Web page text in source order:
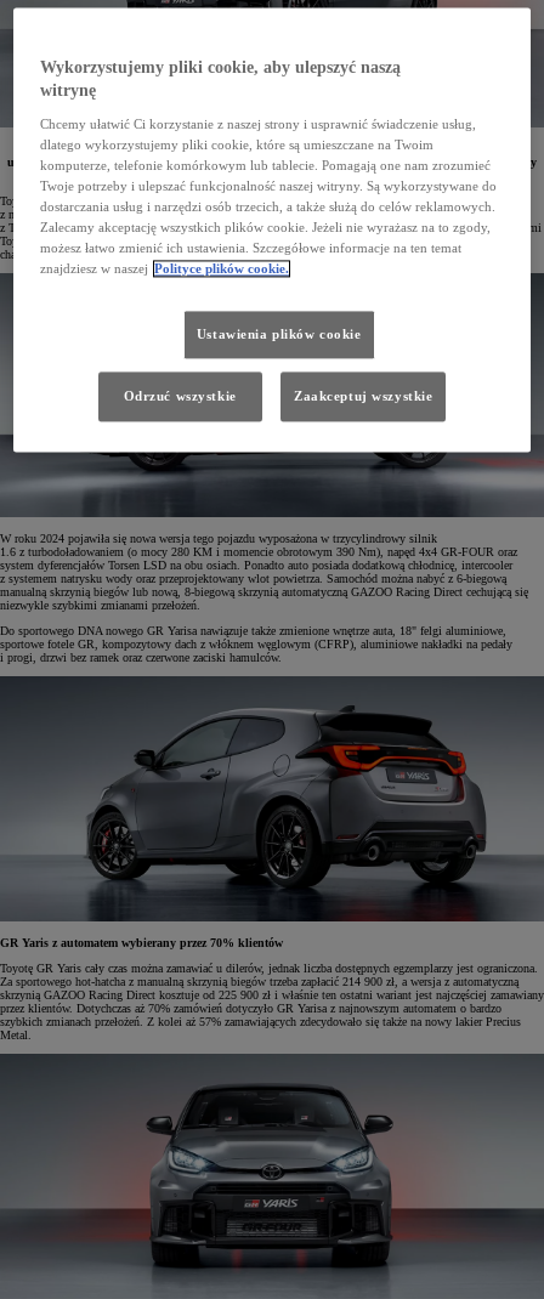
Nowa Toyota GR Yaris z mocniejszym silnikiem 280 KM, napędem na cztery koła GR-FOUR oraz
ulepszonym zawieszeniem jest cały czas dostępna od 214 900 zł. Największym zainteresowaniem cieszy
się hot-hatch w wersji z nową 8-biegową skrzynią automatyczną GAZOO Racing Direct.
Toyota GR Yaris szybko zdobyła miano kultowego hot-hatcha i jest postrzegana przez klientów jako jeden
z najlepszych modeli sportowych w historii marki. Pojazd został stworzony przez zespół inżynierów
z TOYOTA GAZOO Racing, którzy współpracowali z doświadczonymi kierowcami rajdowymi i wyścigowymi
Toyoty podczas procesu projektowania i testowania. W efekcie powstało niezrównane auto o sportowym
charakterze.
W roku 2024 pojawiła się nowa wersja tego pojazdu wyposażona w trzycylindrowy silnik
1.6 z turbodoładowaniem (o mocy 280 KM i momencie obrotowym 390 Nm), napęd 4x4 GR-FOUR oraz
system dyferencjałów Torsen LSD na obu osiach. Ponadto auto posiada dodatkową chłodnicę, intercooler
z systemem natrysku wody oraz przeprojektowany wlot powietrza. Samochód można nabyć z 6-biegową
manualną skrzynią biegów lub nową, 8-biegową skrzynią automatyczną GAZOO Racing Direct cechującą się
niezwykle szybkimi zmianami przełożeń.
Do sportowego DNA nowego GR Yarisa nawiązuje także zmienione wnętrze auta, 18" felgi aluminiowe,
sportowe fotele GR, kompozytowy dach z włóknem węglowym (CFRP), aluminiowe nakładki na pedały
i progi, drzwi bez ramek oraz czerwone zaciski hamulców.
GR Yaris z automatem wybierany przez 70% klientów
Toyotę GR Yaris cały czas można zamawiać u dilerów, jednak liczba dostępnych egzemplarzy jest ograniczona.
Za sportowego hot-hatcha z manualną skrzynią biegów trzeba zapłacić 214 900 zł, a wersja z automatyczną
skrzynią GAZOO Racing Direct kosztuje od 225 900 zł i właśnie ten ostatni wariant jest najczęściej zamawiany
przez klientów. Dotychczas aż 70% zamówień dotyczyło GR Yarisa z najnowszym automatem o bardzo
szybkich zmianach przełożeń. Z kolei aż 57% zamawiających zdecydowało się także na nowy lakier Precius
Metal.
Wykorzystujemy pliki cookie, aby ulepszyć naszą
witrynę
Chcemy ułatwić Ci korzystanie z naszej strony i usprawnić świadczenie usług,
dlatego wykorzystujemy pliki cookie, które są umieszczane na Twoim
komputerze, telefonie komórkowym lub tablecie. Pomagają one nam zrozumieć
Twoje potrzeby i ulepszać funkcjonalność naszej witryny. Są wykorzystywane do
dostarczania usług i narzędzi osób trzecich, a także służą do celów reklamowych.
Zalecamy akceptację wszystkich plików cookie. Jeżeli nie wyrażasz na to zgody,
możesz łatwo zmienić ich ustawienia. Szczegółowe informacje na ten temat
znajdziesz w naszej Polityce plików cookie.
Ustawienia plików cookie
Odrzuć wszystkie Zaakceptuj wszystkie